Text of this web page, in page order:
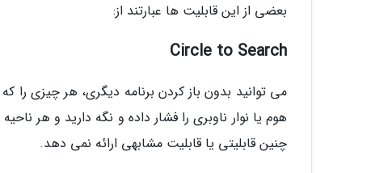
بعضی از این قابلیت ها عبارتند از:
Circle to Search
می توانید بدون باز کردن برنامه دیگری، هر چیزی
هوم یا نوار ناوبری را فشار داده و نگه دارید و هر
چنین قابلیتی یا قابلیت مشابهی ارائه نمی دهد.